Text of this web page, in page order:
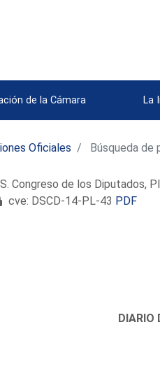
de la Cámara La
Oficiales Búsqueda de
Congreso de los Diputados,
cve: DSCD-14-PL-43 PDF
DIARIO